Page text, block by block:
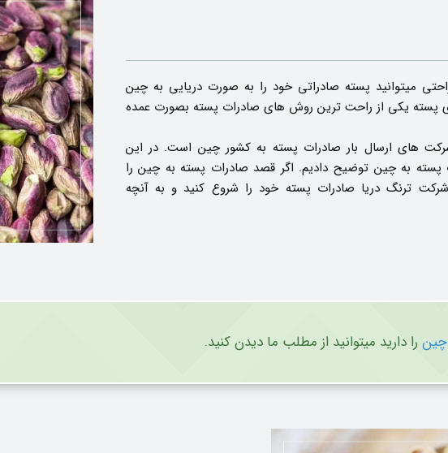
میتوانید پسته صادراتی خود را به صورت دریایی به چین
پسته یکی از راحت ترین روش های صادرات پسته بصورت عمده
های ارسال بار صادرات پسته به کشور چین است. در این
پسته به چین توضیح دادیم. اگر قصد صادرات پسته به چین را
ترنگ دریا صادرات پسته خود را شروع کنید و به آنچه
چین را دارید میتوانید از مطلب ما دیدن کنید.